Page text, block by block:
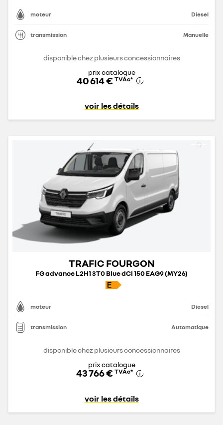
moteur Diesel
transmission Manuelle
disponible chez plusieurs concessionnaires
prix catalogue
40 614 € TVAc*
voir les détails
TRAFIC FOURGON
FG advance L2H1 3T0 Blue dCi 150 EAG9 (MY26)
moteur Diesel
transmission Automatique
disponible chez plusieurs concessionnaires
prix catalogue
43 766 € TVAc*
voir les détails